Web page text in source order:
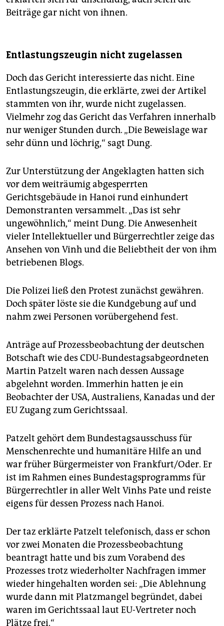
Beiträge gar nicht von ihnen.
Entlastungszeugin nicht zugelassen
Doch das Gericht interessierte das nicht. Eine
Entlastungszeugin, die erklärte, zwei der Artikel
stammten von ihr, wurde nicht zugelassen.
Vielmehr zog das Gericht das Verfahren innerhalb
nur weniger Stunden durch. „Die Beweislage war
sehr dünn und löchrig,“ sagt Dung.
Zur Unterstützung der Angeklagten hatten sich
vor dem weiträumig abgesperrten
Gerichtsgebäude in Hanoi rund einhundert
Demonstranten versammelt. „Das ist sehr
ungewöhnlich,“ meint Dung. Die Anwesenheit
vieler Intellektueller und Bürgerrechtler zeige das
Ansehen von Vinh und die Beliebtheit der von ihm
betriebenen Blogs.
Die Polizei ließ den Protest zunächst gewähren.
Doch später löste sie die Kundgebung auf und
nahm zwei Personen vorübergehend fest.
Anträge auf Prozessbeobachtung der deutschen
Botschaft wie des CDU-Bundestagsabgeordneten
Martin Patzelt waren nach dessen Aussage
abgelehnt worden. Immerhin hatten je ein
Beobachter der USA, Australiens, Kanadas und der
EU Zugang zum Gerichtssaal.
Patzelt gehört dem Bundestagsausschuss für
Menschenrechte und humanitäre Hilfe an und
war früher Bürgermeister von Frankfurt/Oder. Er
ist im Rahmen eines Bundestagsprogramms für
Bürgerrechtler in aller Welt Vinhs Pate und reiste
eigens für dessen Prozess nach Hanoi.
Der taz erklärte Patzelt telefonisch, dass er schon
vor zwei Monaten die Prozessbeobachtung
beantragt hatte und bis zum Vorabend des
Prozesses trotz wiederholter Nachfragen immer
wieder hingehalten worden sei: „Die Ablehnung
wurde dann mit Platzmangel begründet, dabei
waren im Gerichtssaal laut EU-Vertreter noch
Plätze frei.“